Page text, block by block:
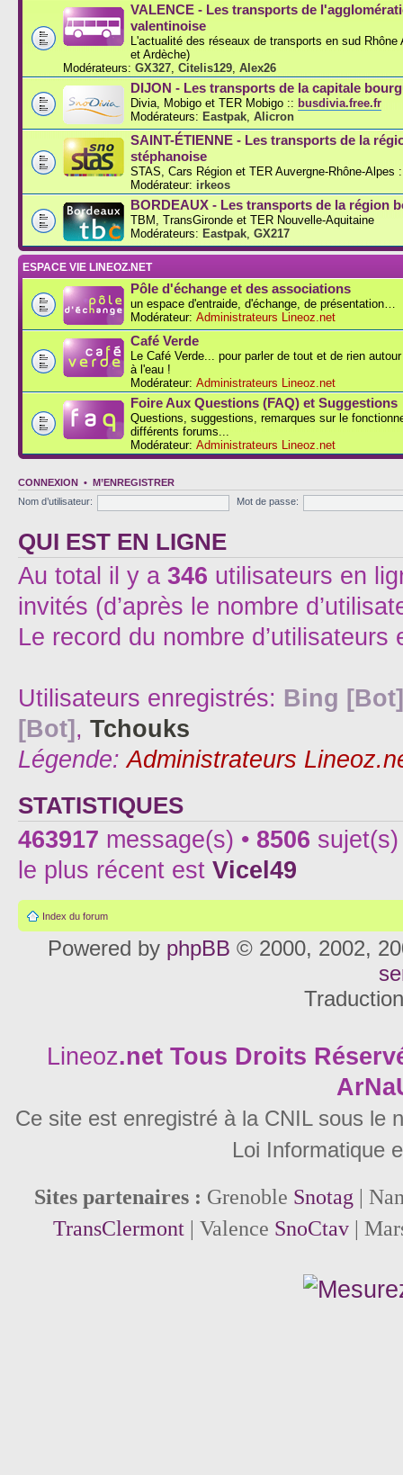
VALENCE - Les transports de
valentinoise
L'actualité des réseaux de transports en sud Rhône
et Ardèche)
Modérateurs: GX327 Citelis129 Alex26
DIJON - Les transports de la capitale
Divia, Mobigo et TER Mobigo :: busdivia.free.fr
Modérateurs: Eastpak Alicron
SAINT-ÉTIENNE - Les transports de la
stéphanoise
STAS, Cars Région et TER Auvergne-Rhône-Alpes
Modérateur: irkeos
BORDEAUX - Les transports de la région
TBM, TransGironde et TER Nouvelle-Aquitaine
Modérateurs: Eastpak GX217
ESPACE VIE LINEOZ.NET
Pôle d'échange et des associations
un espace d'entraide, d'échange, de présentation…
Modérateur: Administrateurs Lineoz.net
Café Verde
Le Café Verde... pour parler de tout et de rien
à l'eau !
Modérateur: Administrateurs Lineoz.net
Foire Aux Questions (FAQ) et Suggestions
Questions, suggestions, remarques sur le
différents forums...
Modérateur: Administrateurs Lineoz.net
CONNEXION • M’ENREGISTRER
Nom d’utilisateur:
Mot de passe:
QUI EST EN LIGNE
Au total il y a 346 utilisateurs en
invités (d’après le nombre
Le record du nombre
Utilisateurs enregistrés: Bing [Bot]
[Bot] , Tchouks
Légende:Administrateurs
STATISTIQUES
463917 message(s) • 8506
le plus récent est Vicel49
Index du forum
Powered by phpBB © 2000, 2002,
Lineoz.net Tous Droits
Ce site est enregistré à la CNIL sous le
Loi Informatique
Sites partenaires : Grenoble Snotag |
TransClermont| Valence SnoCtav|